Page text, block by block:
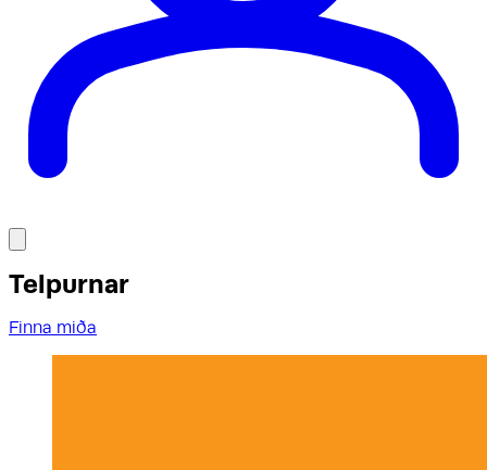
Telpurnar
Finna miða